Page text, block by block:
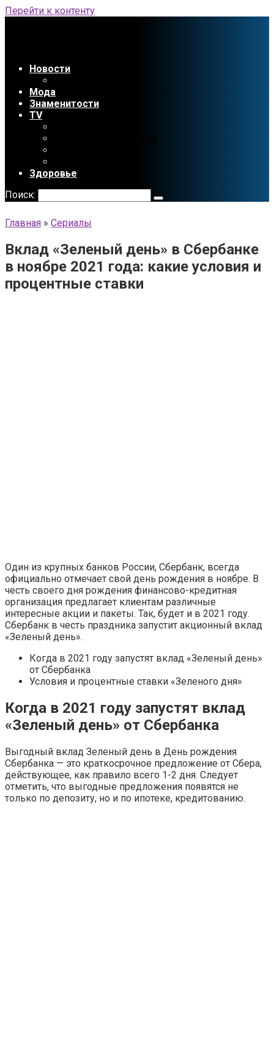
Перейти к контенту
Новости
Мода
Знаменитости
TV
Здоровье
Поиск:
Главная » Сериалы
Вклад «Зеленый день» в Сбербанке
в ноябре 2021 года: какие условия и
процентные ставки
Один из крупных банков России, Сбербанк, всегда
официально отмечает свой день рождения в ноябре. В
честь своего дня рождения финансово-кредитная
организация предлагает клиентам различные
интересные акции и пакеты. Так, будет и в 2021 году.
Сбербанк в честь праздника запустит акционный вклад
«Зеленый день».
Когда в 2021 году запустят вклад «Зеленый день»
от Сбербанка
Условия и процентные ставки «Зеленого дня»
Когда в 2021 году запустят вклад
«Зеленый день» от Сбербанка
Выгодный вклад Зеленый день в День рождения
Сбербанка — это краткосрочное предложение от Сбера,
действующее, как правило всего 1-2 дня. Следует
отметить, что выгодные предложения появятся не
только по депозиту, но и по ипотеке, кредитованию.